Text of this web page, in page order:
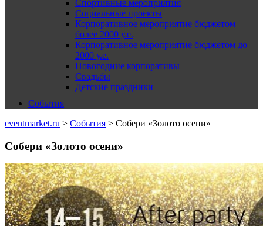
Спортивные мероприятия
Социальные проекты
Корпоративное мероприятие бюджетом
более 2000 у.е.
Корпоративное мероприятие бюджетом до
2000 у.е.
Новогодние корпоративы
Свадьбы
Детские праздники
События
eventmarket.ru > События > Собери «Золото осени»
Собери «Золото осени»